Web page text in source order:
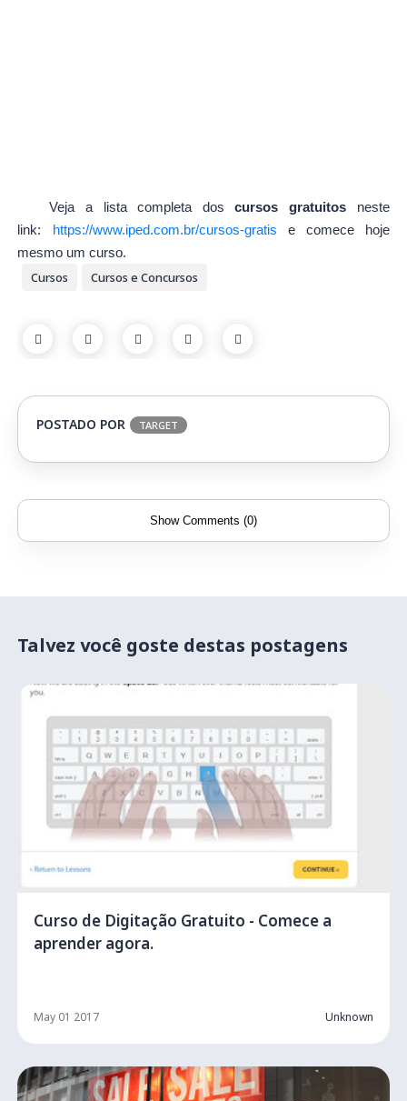
Veja a lista completa doscursos gratuitos neste
link: https://www.iped.com.br/cursos-gratis e comece hoje
mesmo um curso.
Cursos Cursos e Concursos
POSTADO POR TARGET
Show Comments (0)
Talvez você goste destas postagens
Curso de Digitação Gratuito - Comece a
aprender agora.
May 01 2017 Unknown